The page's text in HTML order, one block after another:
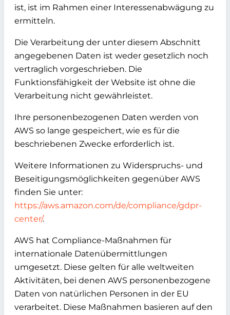
ist, ist im Rahmen einer Interessenabwägung zu
ermitteln.
Die Verarbeitung der unter diesem Abschnitt
angegebenen Daten ist weder gesetzlich noch
vertraglich vorgeschrieben. Die
Funktionsfähigkeit der Website ist ohne die
Verarbeitung nicht gewährleistet.
Ihre personenbezogenen Daten werden von
AWS so lange gespeichert, wie es für die
beschriebenen Zwecke erforderlich ist.
Weitere Informationen zu Widerspruchs- und
Beseitigungsmöglichkeiten gegenüber AWS
finden Sie unter:
https://aws.amazon.com/de/compliance/gdpr-
center/.
AWS hat Compliance-Maßnahmen für
internationale Datenübermittlungen
umgesetzt. Diese gelten für alle weltweiten
Aktivitäten, bei denen AWS personenbezogene
Daten von natürlichen Personen in der EU
verarbeitet. Diese Maßnahmen basieren auf den